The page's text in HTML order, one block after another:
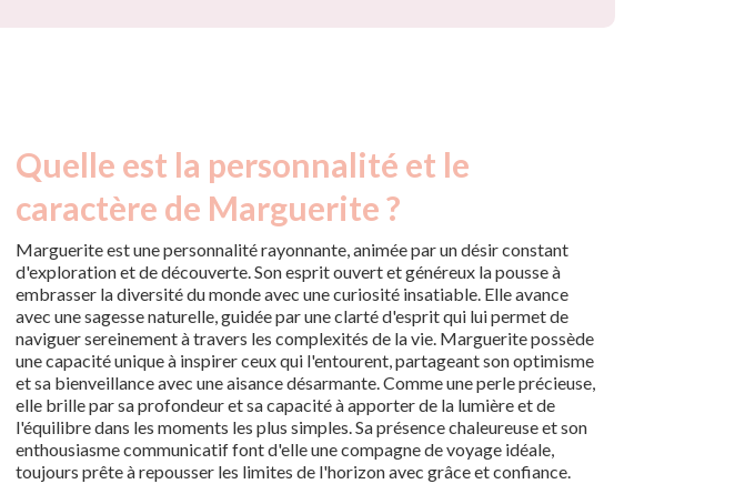
Quelle est la personnalité et le
caractère de Marguerite ?
Marguerite est une personnalité rayonnante, animée par un désir constant
d'exploration et de découverte. Son esprit ouvert et généreux la pousse à
embrasser la diversité du monde avec une curiosité insatiable. Elle avance
avec une sagesse naturelle, guidée par une clarté d'esprit qui lui permet de
naviguer sereinement à travers les complexités de la vie. Marguerite possède
une capacité unique à inspirer ceux qui l'entourent, partageant son optimisme
et sa bienveillance avec une aisance désarmante. Comme une perle précieuse,
elle brille par sa profondeur et sa capacité à apporter de la lumière et de
l'équilibre dans les moments les plus simples. Sa présence chaleureuse et son
enthousiasme communicatif font d'elle une compagne de voyage idéale,
toujours prête à repousser les limites de l'horizon avec grâce et confiance.